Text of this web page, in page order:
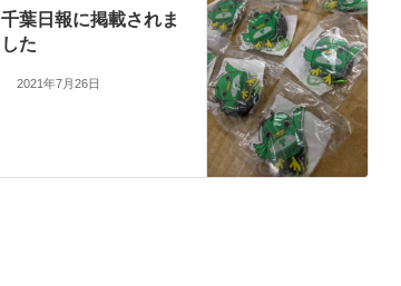
千葉日報に掲載されま
した
2021年7月26日